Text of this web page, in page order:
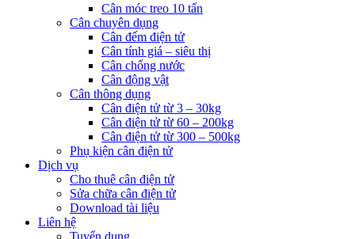
Cân móc treo 10 tấn
Cân chuyên dụng
Cân đếm điện tử
Cân tính giá – siêu thị
Cân chống nước
Cân động vật
Cân thông dụng
Cân điện tử từ 3 – 30kg
Cân điện tử từ 60 – 200kg
Cân điện tử từ 300 – 500kg
Phụ kiện cân điện tử
Dịch vụ
Cho thuê cân điện tử
Sửa chữa cân điện tử
Download tài liệu
Liên hệ
Tuyển dụng